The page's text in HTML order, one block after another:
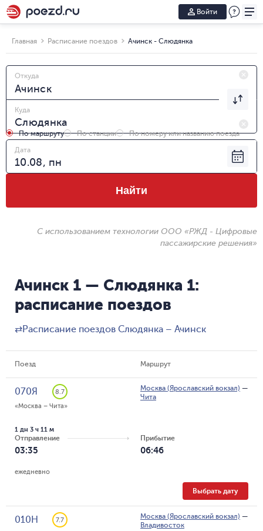
Войти
Главная Расписание поездов Ачинск - Слюдянка
Откуда
Куда
По маршруту По станции
По номеру или названию поезда
Дата
Найти
С использованием технологии ООО «РЖД - Цифровые
пассажирские решения»
Ачинск 1 — Слюдянка 1:
расписание поездов
⇄Расписание поездов Слюдянка – Ачинск
Поезд Маршрут
070Я
8.7
«Москва – Чита»
Москва (Ярославский вокзал) —
Чита
Отправление
03:35
1 дн 3 ч 11 м
Прибытие
06:46
ежедневно
Выбрать дату
010Н 7.7 Москва (Ярославский вокзал) —
Владивосток